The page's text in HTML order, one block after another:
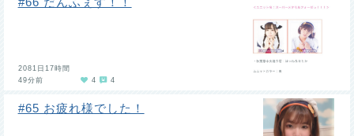
2081日17時間
49分前
4 4
#65 お疲れ様でした！